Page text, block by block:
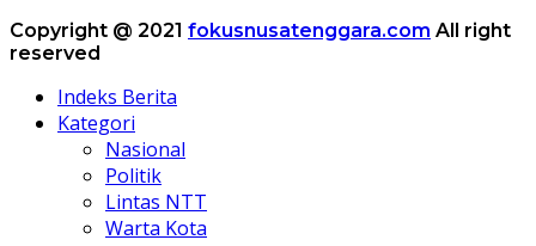
Copyright @ 2021 fokusnusatenggara.com All right
reserved
Indeks Berita
Kategori
Nasional
Politik
Lintas NTT
Warta Kota